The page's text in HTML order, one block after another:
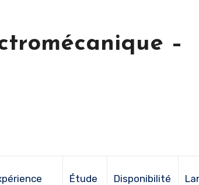
–
Étude Disponibilité